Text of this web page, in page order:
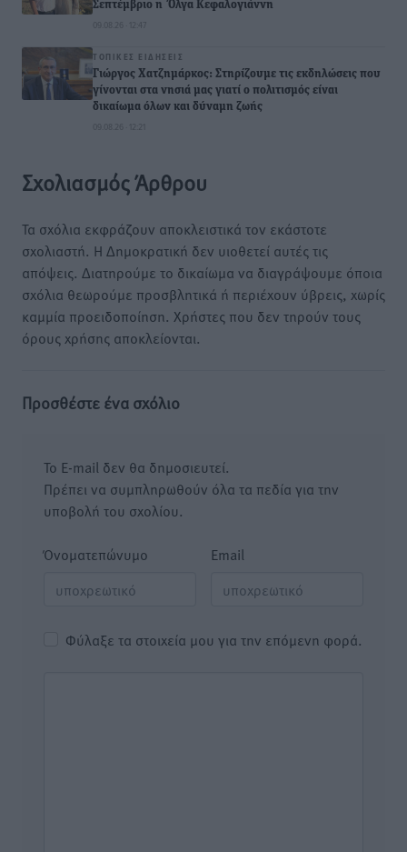
Σεπτέμβριο η Όλγα Κεφαλογιάννη
09.08.26 · 12:47
ΤΟΠΙΚΈΣ ΕΙΔΉΣΕΙΣ
Γιώργος Χατζημάρκος: Στηρίζουμε τις εκδηλώσεις που
γίνονται στα νησιά μας γιατί ο πολιτισμός είναι
δικαίωμα όλων και δύναμη ζωής
09.08.26 · 12:21
Σχολιασμός Άρθρου
Τα σχόλια εκφράζουν αποκλειστικά τον εκάστοτε
σχολιαστή. Η Δημοκρατική δεν υιοθετεί αυτές τις
απόψεις. Διατηρούμε το δικαίωμα να διαγράψουμε όποια
σχόλια θεωρούμε προσβλητικά ή περιέχουν ύβρεις, χωρίς
καμμία προειδοποίηση. Χρήστες που δεν τηρούν τους
όρους χρήσης αποκλείονται.
Προσθέστε ένα σχόλιο
Το E-mail δεν θα δημοσιευτεί.
Πρέπει να συμπληρωθούν όλα τα πεδία για την
υποβολή του σχολίου.
Όνοματεπώνυμο Email
Φύλαξε τα στοιχεία μου για την επόμενη φορά.